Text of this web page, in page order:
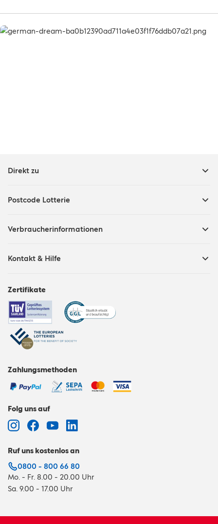
Direkt zu
Postcode Lotterie
Verbraucherinformationen
Kontakt & Hilfe
Zertifikate
Zahlungsmethoden
Folg uns auf
Ruf uns kostenlos an
0800 - 800 66 80
Mo. - Fr. 8.00 - 20.00 Uhr
Sa. 9.00 - 17.00 Uhr